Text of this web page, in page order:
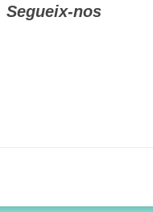
Segueix-nos